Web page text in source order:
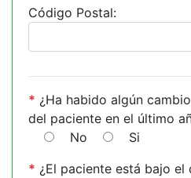
Código Postal:
* ¿Ha habido algún
del paciente en el último
No
Si
* ¿El paciente está bajo